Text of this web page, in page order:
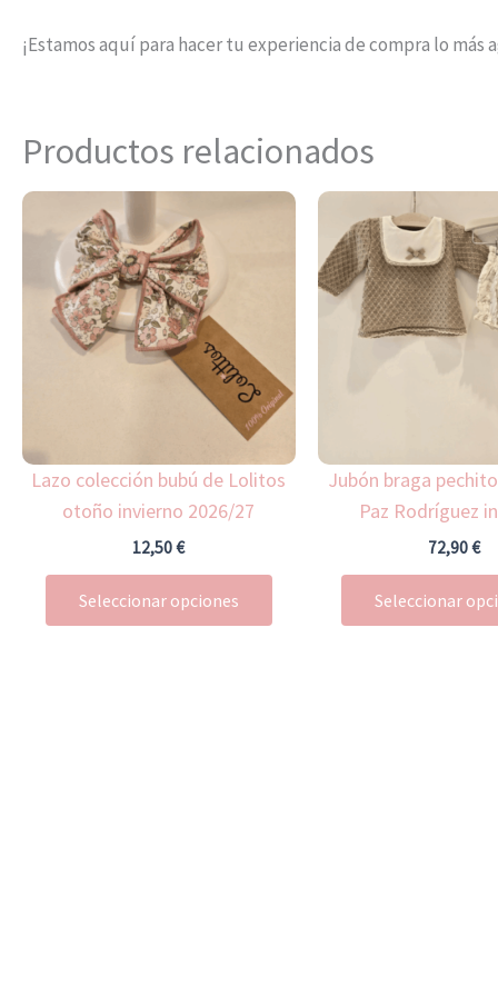
¡Estamos aquí para hacer tu experiencia de compra lo
Productos relacionados
Lazo colección bubú de Lolitos
otoño invierno 2026/27
12,50€
Seleccionar opciones
Este
producto
múltiples
opciones
se
pueden
elegir
página
Jubón braga
Paz Rodríguez
72,90€
Seleccionar